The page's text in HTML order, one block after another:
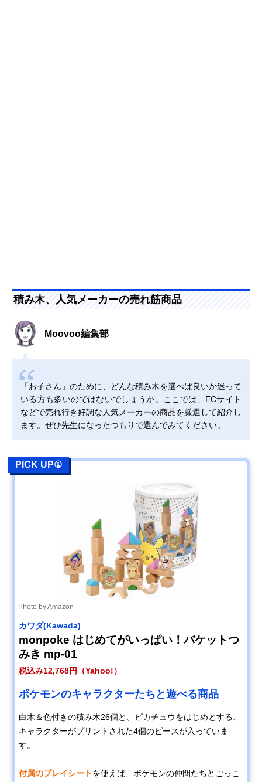
積み木、人気メーカーの売れ筋商品
Moovoo編集部
「お子さん」のために、どんな積み木を選べば良いか迷って
いる方も多いのではないでしょうか。ここでは、ECサイト
などで売れ行き好調な人気メーカーの商品を厳選して紹介し
ます。ぜひ先生になったつもりで選んでみてください。
PICK UP①
Photo by Amazon
カワダ(Kawada)
monpoke はじめてがいっぱい！バケットつ
みき mp-01
税込み12,768円（Yahoo!）
ポケモンのキャラクターたちと遊べる商品
白木＆色付きの積み木26個と、ピカチュウをはじめとする、
キャラクターがプリントされた4個のピースが入っていま
す。
付属のプレイシートを使えば、ポケモンの仲間たちとごっこ